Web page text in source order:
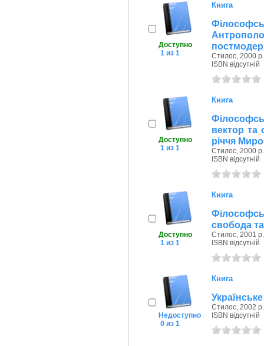
Доступно
1 из 1
Книга
Стилос, 2000 р.
ISBN відсутній
Доступно
1 из 1
Книга
вектор та
річчя
Стилос, 2000 р.
ISBN відсутній
Доступно
1 из 1
Книга
свобода та
Стилос, 2001 р.
ISBN відсутній
Недоступно
0 из 1
Книга
Стилос, 2002 р.
ISBN відсутній